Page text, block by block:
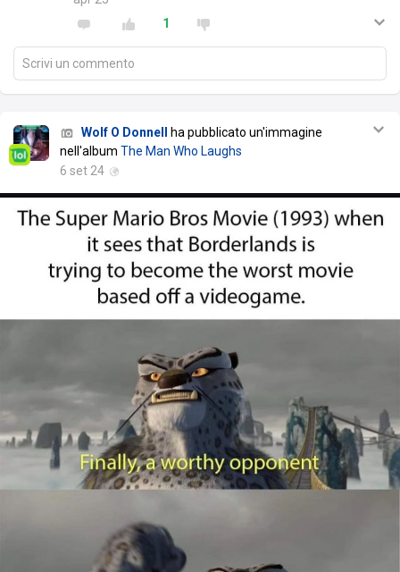
1
Scrivi un commento
Wolf O Donnell
ha pubblicato un'immagine
nell'album The Man Who Laughs
6 set 24